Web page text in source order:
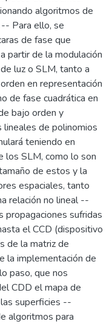
algoritmos de
Para ello, se
de fase que
partir de la modulación
luz o SLM, tanto a
en representación
de fase cuadrática en
bajo orden y
lineales de polinomios
teniendo en
los SLM, como lo son
de estos y la
espaciales, tanto
relación no lineal --
propagaciones sufridas
el CCD (dispositivo
de la matriz de
la implementación de
paso, que nos
CDD el mapa de
superficies --
algoritmos para